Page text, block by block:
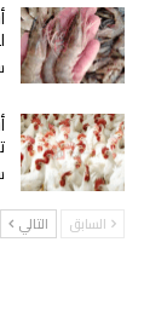
السابق التالي